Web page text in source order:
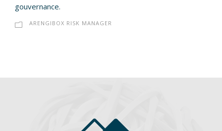
gouvernance.
ARENGIBOX RISK MANAGER